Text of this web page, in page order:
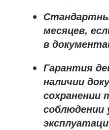
месяцев,
в
Гарантия
наличии
сохранении
соблюдении